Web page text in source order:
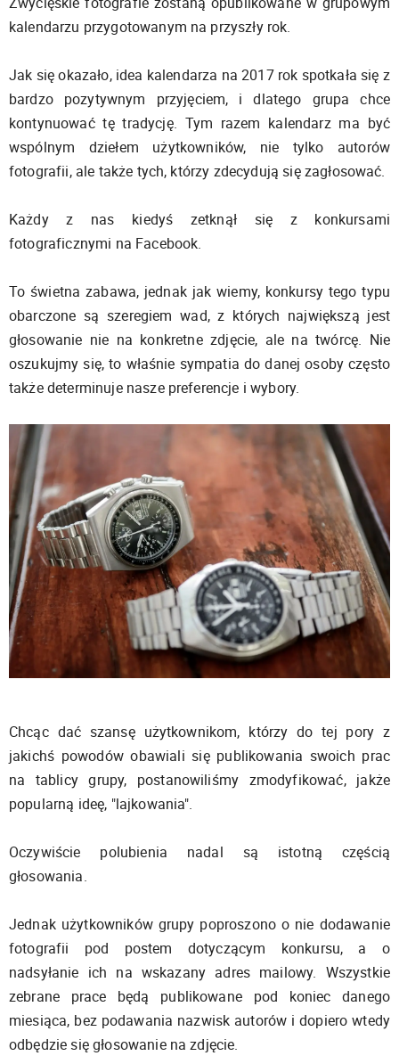
kalendarzu przygotowanym na przyszły rok.
Jak się okazało, idea kalendarza na 2017 rok spotkała się z
bardzo pozytywnym przyjęciem, i dlatego grupa chce
kontynuować tę tradycję. Tym razem kalendarz ma być
wspólnym dziełem użytkowników, nie tylko autorów
fotografii, ale także tych, którzy zdecydują się zagłosować.
Każdy z nas kiedyś zetknął się z konkursami
fotograficznymi na Facebook.
To świetna zabawa, jednak jak wiemy, konkursy tego typu
obarczone są szeregiem wad, z których największą jest
głosowanie nie na konkretne zdjęcie, ale na twórcę. Nie
oszukujmy się, to właśnie sympatia do danej osoby często
także determinuje nasze preferencje i wybory.
Chcąc dać szansę użytkownikom, którzy do tej pory z
jakichś powodów obawiali się publikowania swoich prac
na tablicy grupy, postanowiliśmy zmodyfikować, jakże
popularną ideę, "lajkowania".
Oczywiście polubienia nadal są istotną częścią
głosowania.
Jednak użytkowników grupy poproszono o nie dodawanie
fotografii pod postem dotyczącym konkursu, a o
nadsyłanie ich na wskazany adres mailowy. Wszystkie
zebrane prace będą publikowane pod koniec danego
miesiąca, bez podawania nazwisk autorów i dopiero wtedy
odbędzie się głosowanie na zdjęcie.